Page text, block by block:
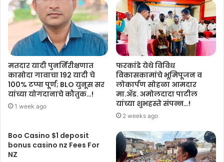
मतदार यादी पुनर्निरीक्षणात
कासोदा गावाचा 192 यादी चे
100% टप्पा पूर्ण; BLO युनूस सर
यांच्या योगदानाचे कौतुक…!
1 week ago
फरकांडे येथे विविध
विकासकामांचे भूमिपूजन व
लोकार्पण सोहळा आमदार
मा.ॲड. अमोलदादा पाटील
यांच्या शुभहस्ते संपन्न…!
2 weeks ago
Boo Casino $1 deposit
bonus casino nz Fees For
NZ